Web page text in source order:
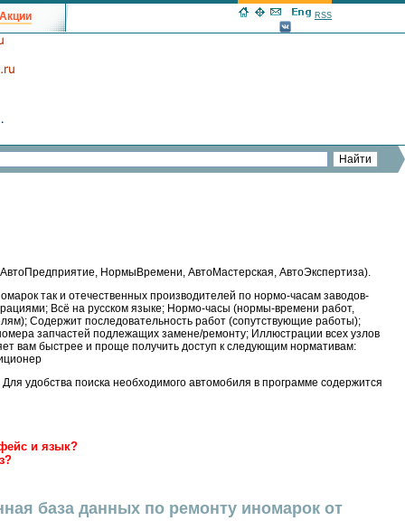
Акции RSS
НормыВремени, АвтоМастерская, АвтоЭкспертиза).
так и отечественных производителей по нормо-часам заводов-
Всё на русском языке; Нормо-часы (нормы-времени работ,
Содержит последовательность работ (сопутствующие работы);
запчастей подлежащих замене/ремонту; Иллюстрации всех узлов
вам быстрее и проще получить доступ к следующим нормативам:
удобства поиска необходимого автомобиля в программе содержится
и язык?
база данных по ремонту иномарок от